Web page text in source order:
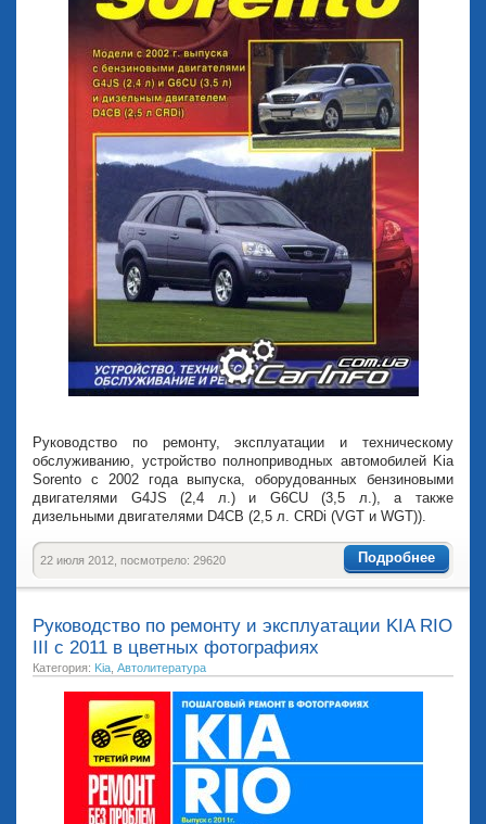
Руководство по ремонту, эксплуатации и техническому
обслуживанию, устройство полноприводных автомобилей Kia
Sorento с 2002 года выпуска, оборудованных бензиновыми
двигателями G4JS (2,4 л.) и G6CU (3,5 л.), а также
дизельными двигателями D4CB (2,5 л. CRDi (VGT и WGT)).
Подробнее
22 июля 2012, посмотрело: 29620
Руководство по ремонту и эксплуатации KIA RIO
III с 2011 в цветных фотографиях
Категория: Kia Автолитература